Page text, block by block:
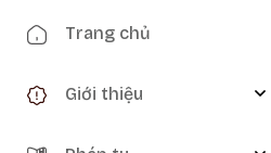
Main navigation
Trang chủ
Giới thiệu